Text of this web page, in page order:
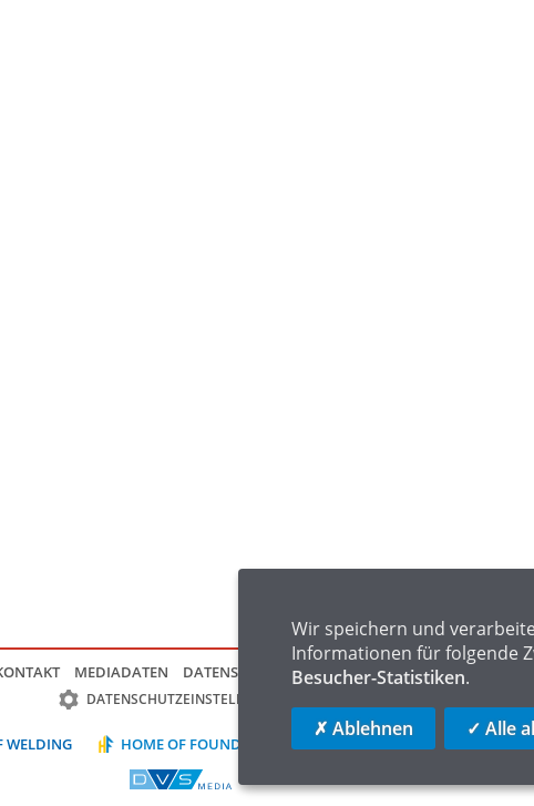
MEDIADATEN DATENSCHUTZ IMPRESSUM FAQ
DATENSCHUTZEINSTELLUNGEN
WELDING HOME OF FOUNDRY HOME OF LOGISTICS
Wir speichern und
Informationen für folgende
Besucher-Statistiken.
✗ Ablehnen ✓ Alle